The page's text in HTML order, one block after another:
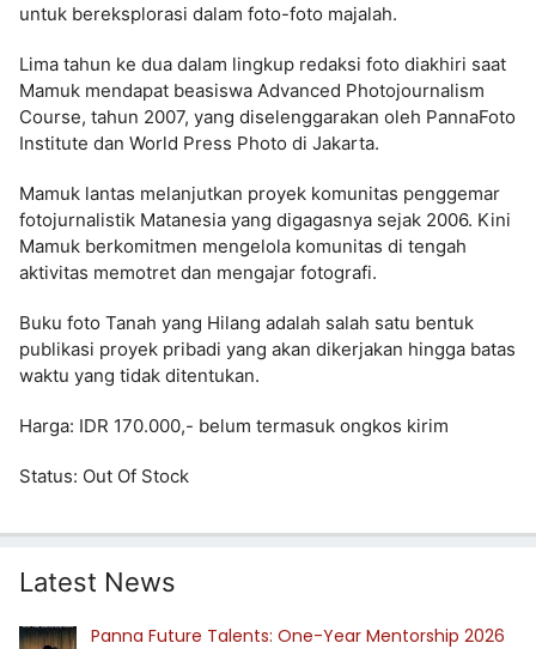
untuk bereksplorasi dalam foto-foto majalah.
Lima tahun ke dua dalam lingkup redaksi foto diakhiri saat
Mamuk mendapat beasiswa Advanced Photojournalism
Course, tahun 2007, yang diselenggarakan oleh PannaFoto
Institute dan World Press Photo di Jakarta.
Mamuk lantas melanjutkan proyek komunitas penggemar
fotojurnalistik Matanesia yang digagasnya sejak 2006. Kini
Mamuk berkomitmen mengelola komunitas di tengah
aktivitas memotret dan mengajar fotografi.
Buku foto Tanah yang Hilang adalah salah satu bentuk
publikasi proyek pribadi yang akan dikerjakan hingga batas
waktu yang tidak ditentukan.
Harga: IDR 170.000,- belum termasuk ongkos kirim
Status: Out Of Stock
Latest News
Panna Future Talents: One-Year Mentorship 2026